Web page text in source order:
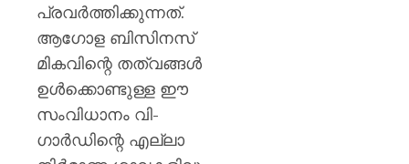
പ്രവർത്തിക്കുന്നത്.
ആഗോള ബിസിനസ്
മികവിന്റെ തത്വങ്ങൾ
ഉൾക്കൊണ്ടുള്ള ഈ
സംവിധാനം വി-
ഗാർഡിന്റെ എല്ലാ